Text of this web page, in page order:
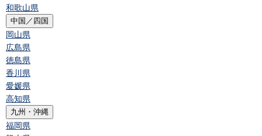
和歌山県
中国／四国
岡山県
広島県
徳島県
香川県
愛媛県
高知県
九州・沖縄
福岡県